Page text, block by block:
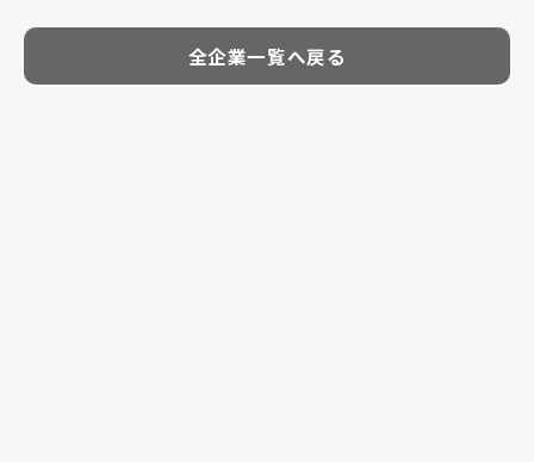
全企業一覧へ戻る